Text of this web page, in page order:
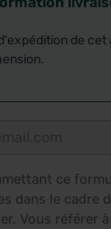
de
ce
dans le cadre
Vous référer à